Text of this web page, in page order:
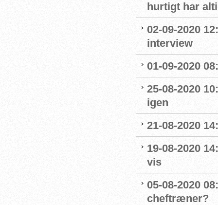
hurtigt har
02-09-2020
interview
01-09-2020
25-08-2020
igen
21-08-2020
19-08-2020
vis
05-08-2020
cheftræner?